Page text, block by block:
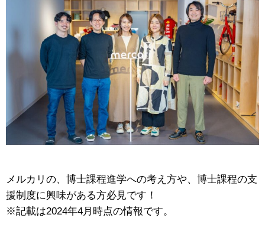
メルカリの、博士課程進学への考え方や、博士課程の支
援制度に興味がある方必見です！
※記載は2024年4月時点の情報です。